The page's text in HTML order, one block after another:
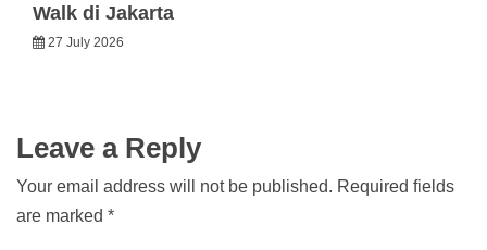
Walk di Jakarta
27 July 2026
Leave a Reply
Your email address will not be published. Required fields
are marked *